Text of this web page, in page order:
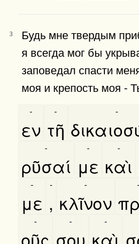
3
Будь мне твердым
я всегда мог бы
заповедал спасти
моя и крепость моя -
εν
-
τῆ
- -
ρῦσαί
-
με
-
καὶ
-
με
-
,
-
κλῖνον
- -
οῦς
-
σου
-
καὶ
-